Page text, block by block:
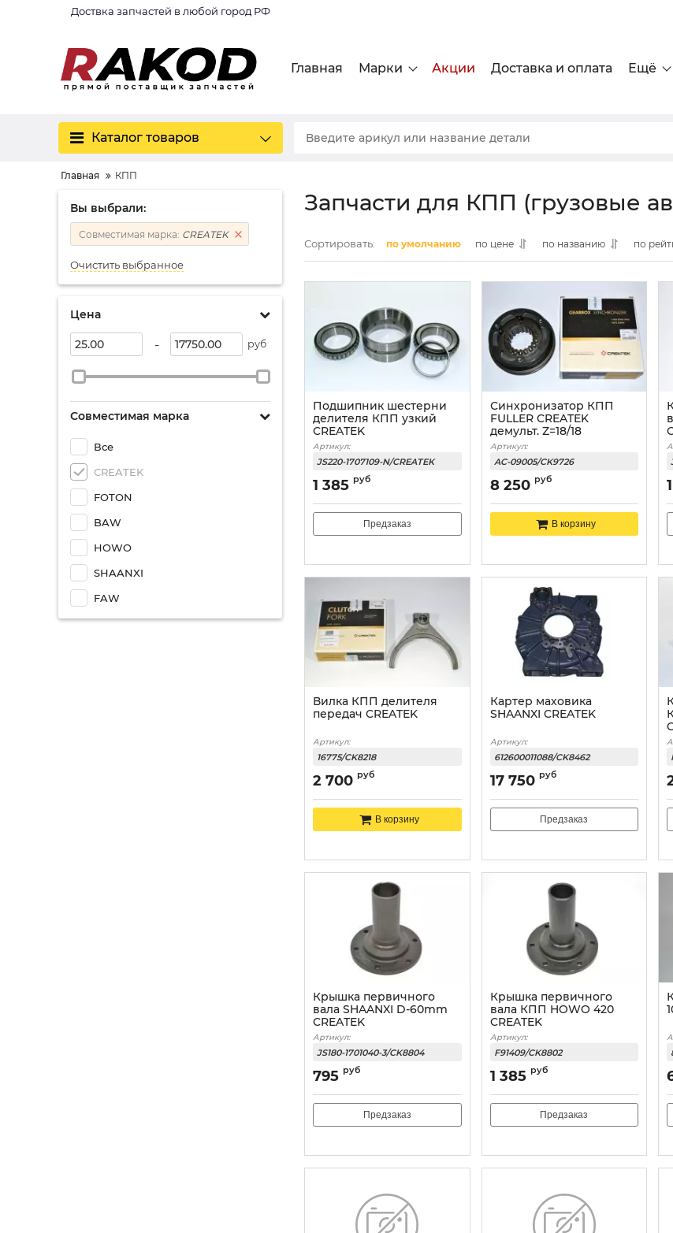
Доствка запчастей в любой город РФ
Главная Марки Акции Доставка и оплата Ещё
Каталог товаров
Главная КПП
Вы выбрали:
Совместимая марка: CREATEK
Очистить выбранное
Цена
- руб
Совместимая марка
Все
CREATEK
FOTON
BAW
HOWO
SHAANXI
FAW
Запчасти для КПП (грузовые
Сортировать: по умолчанию по цене по названию по
Подшипник шестерни
делителя КПП узкий
CREATEK
Артикул:
JS220-1707109-N/CREATEK
1 385 руб
Предзаказ
Синхронизатор КПП
FULLER CREATEK
демульт. Z=18/18
Артикул:
AC-09005/CK9726
8 250 руб
В корзину
Вилка КПП делителя
передач CREATEK
Артикул:
16775/CK8218
2 700 руб
В корзину
Картер маховика
SHAANXI CREATEK
Артикул:
612600011088/CK8462
17 750 руб
Предзаказ
Крышка первичного
вала SHAANXI D-60mm
CREATEK
Артикул:
JS180-1701040-3/CK8804
795 руб
Предзаказ
Крышка первичного
вала КПП HOWO 420
CREATEK
Артикул:
F91409/CK8802
1 385 руб
Предзаказ